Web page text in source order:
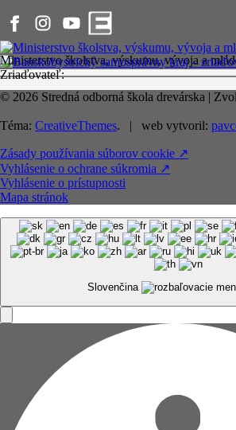
Ministerstvo školstva, výskumu, vývoja a
Zriaďovateľ:
© 2026 Stredná odborná škola drevárska |
Téma: CreativeThemes. | web vytvoril:
Zásady používania súborov cookie ↗️
Vyhlásenie o ochrane súkromia ↗️
Vyhlásenie o prístupnosti
Mapa stránok
Slovenčina